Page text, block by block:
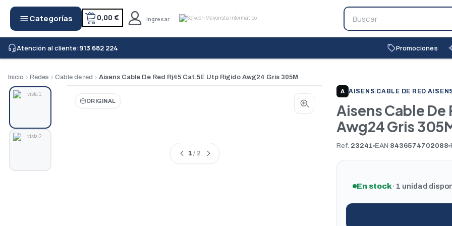
menuCategorías 0,00 € Ingresar
headset_micAtención al cliente:913 682 224 local_offerPromociones
Inicio Redes Cable de red Aisens Cable De Red Rj45 Cat.5E Utp Rígido Awg24 Gris 305M
ORIGINAL
1 / 2
A AISENS CABLE DE RED
Aisens Cable De
Awg24 Gris
Ref. 23241 EAN 8436574702088
En stock· 1 unidad